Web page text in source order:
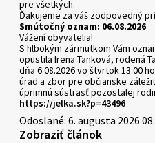
pre všetkých.
Ďakujeme za váš zodpovedný
Smútočný oznam: 06.08.2026
Vážení obyvatelia!
S hlbokým zármutkom Vám
opustila Irena Tanková, rodená
dňa 6.08.2026 vo štvrtok 13.00
úrad a zbor pre občianske
úprimnú sústrasť pozostalej
https://jelka.sk?p=43496
Odoslané: 6. augusta 2026
Zobraziť článok